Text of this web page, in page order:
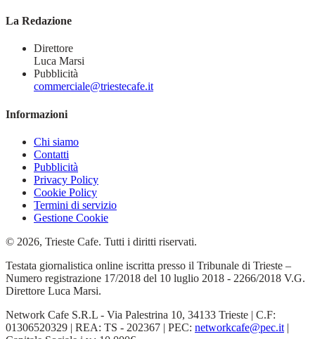
La Redazione
Direttore
Luca Marsi
Pubblicità
commerciale@triestecafe.it
Informazioni
Chi siamo
Contatti
Pubblicità
Privacy Policy
Cookie Policy
Termini di servizio
Gestione Cookie
© 2026, Trieste Cafe. Tutti i diritti riservati.
Testata giornalistica online iscritta presso il Tribunale di Trieste –
Numero registrazione 17/2018 del 10 luglio 2018 - 2266/2018 V.G.
Direttore Luca Marsi.
Network Cafe S.R.L - Via Palestrina 10, 34133 Trieste | C.F:
01306520329 | REA: TS - 202367 | PEC: networkcafe@pec.it |